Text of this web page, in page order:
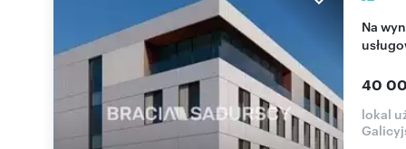
Na wynajem nowoczesny lokal biurowo-
40
lokal